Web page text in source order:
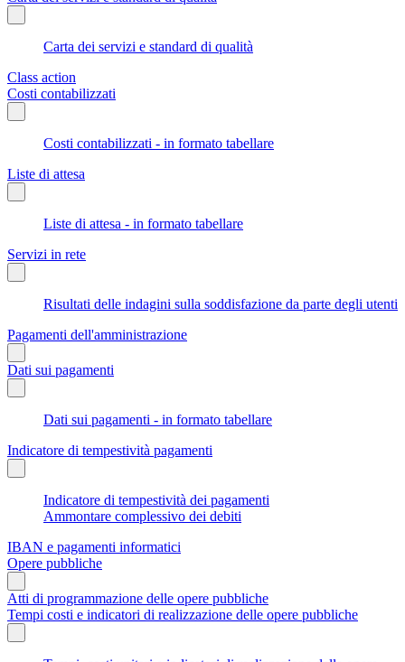
Carta dei servizi e standard di qualità
Class action
Costi contabilizzati
Costi contabilizzati - in formato tabellare
Liste di attesa
Liste di attesa - in formato tabellare
Servizi in rete
Risultati delle indagini sulla soddisfazione da parte degli utenti
Pagamenti dell'amministrazione
Dati sui pagamenti
Dati sui pagamenti - in formato tabellare
Indicatore di tempestività pagamenti
Indicatore di tempestività dei pagamenti
Ammontare complessivo dei debiti
IBAN e pagamenti informatici
Opere pubbliche
Atti di programmazione delle opere pubbliche
Tempi costi e indicatori di realizzazione delle opere pubbliche